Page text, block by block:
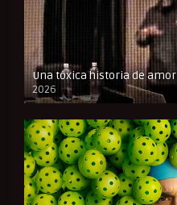
Una tóxica historia de amor
2026
FULL HD